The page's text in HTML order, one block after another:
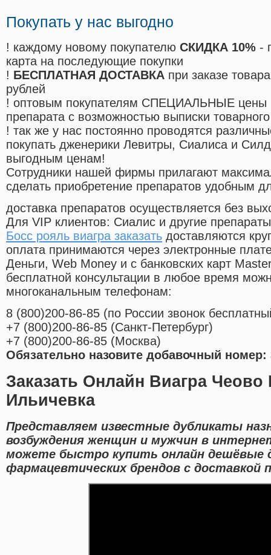
Покупать у нас выгодно
! каждому новому покупателю СКИДКА 10% -
карта на последующие покупки
! БЕСПЛАТНАЯ ДОСТАВКА при заказе
рублей
! оптовым покупателям СПЕЦИАЛЬНЫЕ цены
препарата с возможностью выписки
! так же у нас постоянно проводятся
покупать дженерики Левитры, Сиалиса и
выгодным ценам!
Cотрудники нашей фирмы прилагают
сделать приобретение препаратов удобным
доставка препаратов осуществляется без
Для VIP клиентов: Сиалис и другие
Босс рояль виагра заказать доставляются
оплата принимаются через электронные
Деньги, Web Money и с банковских карт
бесплатной консультации в любое время
многоканальным телефонам:
8 (800)200-86-85 (по России звонок
+7 (800)200-86-85 (Санкт-Петербург)
+7 (800)200-86-85 (Москва)
Обязательно назовите добавочный номер:
Заказать Онлайн Виагра
Ильичевка
Представляем известные дубликаты
возбуждения женщин и мужчин в
можете быстро купить онлайн дешёвые
фармацевтических брендов с доставкой